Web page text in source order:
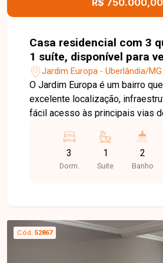
R$
Casa residencial com 3
1 suíte, disponível para
Jardim Europa em
Jardim Europa - Uberlândia/MG
O Jardim Europa é um bairro
excelente localização,
fácil acesso às principais vias
farmácias, comércios e serviços
proporcionando praticidade,
qualidade de vida para toda a
suíte, banheiro social, lavabo,
integrada, lavanderia
02 vagas de garagem cobertas.
3
Dorm.
1
Suite
2
Banho
Cód. 52867